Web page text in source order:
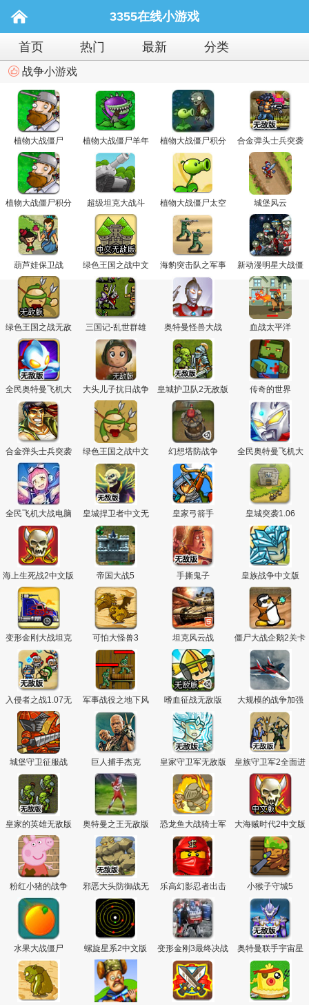
主
3355在线小游戏
首页 热门 最新 分类
战争小游戏
植物大战僵尸
植物大战僵尸羊年
版
植物大战僵尸积分
版关卡全开
合金弹头士兵突袭
无敌版
植物大战僵尸积分
版
超级坦克大战斗
植物大战僵尸太空
版
城堡风云
葫芦娃保卫战
绿色王国之战中文
无敌版
海豹突击队之军事
战役4
新动漫明星大战僵
尸无敌版
绿色王国之战无敌
版
三国记-乱世群雄 奥特曼怪兽大战 血战太平洋
全民奥特曼飞机大
战无敌版
大头儿子抗日战争
无敌版
皇城护卫队2无敌版 传奇的世界
合金弹头士兵突袭
绿色王国之战中文
版
幻想塔防战争
全民奥特曼飞机大
战
全民飞机大战电脑
版
皇城捍卫者中文无
敌版
皇家弓箭手 皇城突袭1.06
海上生死战2中文版 帝国大战5 手撕鬼子 皇族战争中文版
变形金刚大战坦克 可怕大怪兽3 坦克风云战
僵尸大战企鹅2关卡
全开版
入侵者之战1.07无
敌版
军事战役之地下风
暴
嗜血征战无敌版
大规模的战争加强
版3
城堡守卫征服战 巨人捕手杰克
皇家守卫军无敌版
1.13
皇族守卫军2全面进
攻无敌版
皇家的英雄无敌版 奥特曼之王无敌版
恐龙鱼大战骑士军
团中文版
大海贼时代2中文版
粉红小猪的战争
邪恶大头防御战无
敌版
乐高幻影忍者出击 小猴子守城5
水果大战僵尸 螺旋星系2中文版 变形金刚3最终决战
奥特曼联手宇宙星
神3无敌版